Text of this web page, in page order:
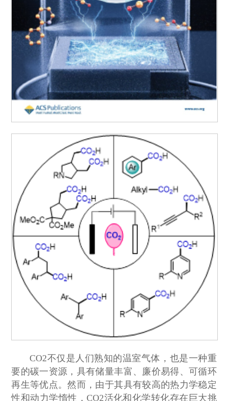
CO2不仅是人们熟知的温室气体，也是一种重
要的碳一资源，具有储量丰富、廉价易得、可循环
再生等优点。然而，由于其具有较高的热力学稳定
性和动力学惰性，CO2活化和化学转化存在巨大挑